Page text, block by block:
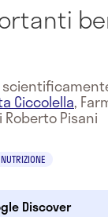
Ciccolella,
Roberto Pisani
NUTRIZIONE
Discover